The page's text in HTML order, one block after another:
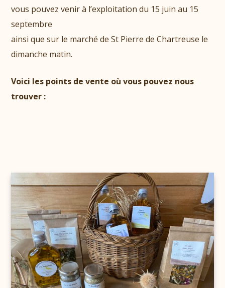
vous pouvez venir à l’exploitation du 15 juin au 15
septembre
ainsi que sur le marché de St Pierre de Chartreuse le
dimanche matin.
Voici les points de vente où vous pouvez nous
trouver :